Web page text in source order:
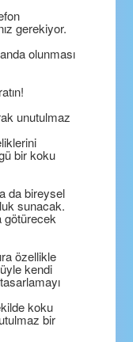
gerekiyor.
olunması
unutulmaz
bir koku
da bireysel
sunacak.
götürecek
özellikle
kendi
koku
bir